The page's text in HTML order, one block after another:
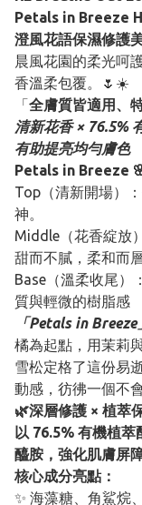
Petals in Breeze
澄風花語保濕修護
晨風花園的柔光呵
香溫柔包覆。🌷☀️
「 全膚質皆適用、
清新花香 × 76.5%
有助提亮均勻膚色
Petals in Breeze
Top（清新開場）
神。
Middle（花香綻放
甜而不膩，柔和而
Base（溫柔收尾）
質與輕微的樹脂感
「Petals in Breeze
橘為起點，用茉莉
雪松定格了這份易
動感，彷彿一個不
🌿深層修護 × 植萃
以 76.5% 有機植
醯胺，強化肌膚屏
核心成分亮點：
✨ 海藻糖、角鯊烷